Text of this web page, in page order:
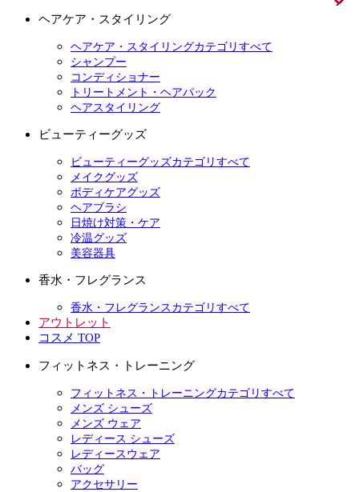
ヘアケア・スタイリング
ヘアケア・スタイリングカテゴリすべて
シャンプー
コンディショナー
トリートメント・ヘアパック
ヘアスタイリング
ビューティーグッズ
ビューティーグッズカテゴリすべて
メイクグッズ
ボディケアグッズ
ヘアブラシ
日焼け対策・ケア
冷温グッズ
美容器具
香水・フレグランス
香水・フレグランスカテゴリすべて
アウトレット
コスメ TOP
フィットネス・トレーニング
フィットネス・トレーニングカテゴリすべて
メンズ シューズ
メンズ ウェア
レディース シューズ
レディースウェア
バッグ
アクセサリー